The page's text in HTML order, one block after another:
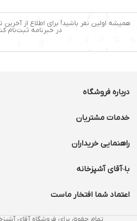
توان مصرفی:1600وات
نمایشگر دیجیتال:دارد
برنامه پخت:دارد
تعداد
همیشه اولین نفر باشید! برای اطلاع از
در خبرنامه ثبت‌نام
درباره فروشگاه
خدمات مشتریان
راهنمایی خریداران
با آقای آشپزخانه
اعتماد شما افتخار ماست
تمام حقوق برای فروشگاه آقای